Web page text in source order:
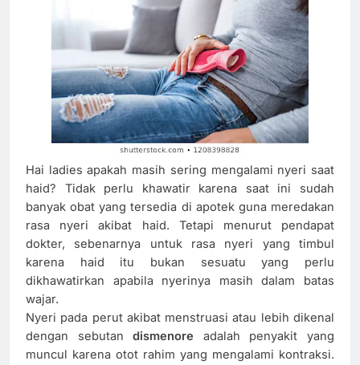
Hai ladies apakah masih sering mengalami nyeri saat
haid? Tidak perlu khawatir karena saat ini sudah
banyak obat yang tersedia di apotek guna meredakan
rasa nyeri akibat haid. Tetapi menurut pendapat
dokter, sebenarnya untuk rasa nyeri yang timbul
karena haid itu bukan sesuatu yang perlu
dikhawatirkan apabila nyerinya masih dalam batas
wajar.
Nyeri pada perut akibat menstruasi atau lebih dikenal
dengan sebutandismenore adalah penyakit yang
muncul karena otot rahim yang mengalami kontraksi.